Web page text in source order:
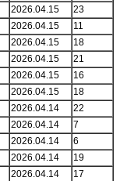
2026.04.15
23
2026.04.15
11
2026.04.15
18
2026.04.15
21
2026.04.15
16
2026.04.15
18
2026.04.14
22
2026.04.14
7
2026.04.14
6
2026.04.14
19
2026.04.14
17